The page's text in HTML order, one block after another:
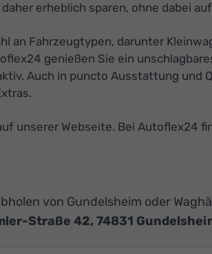
erheblich sparen, ohne dabei
an Fahrzeugtypen, darunter
genießen Sie ein
Auch in puncto Ausstattung und
unserer Webseite. Bei Autoflex24
von Gundelsheim oder
Straße 42, 74831